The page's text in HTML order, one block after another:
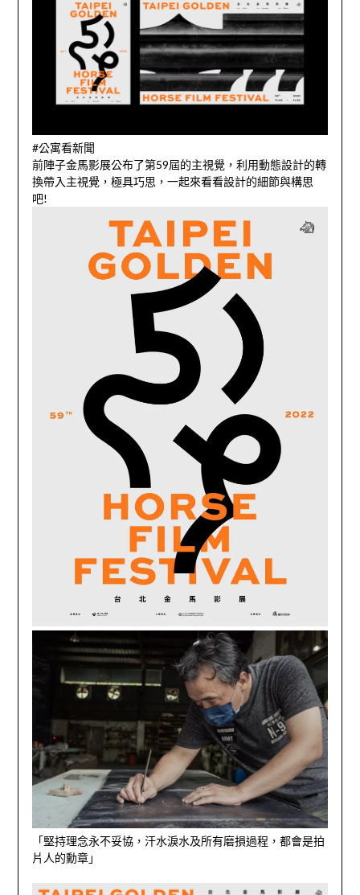
#公寓看新聞
前陣子金馬影展公布了第59屆的主視覺，利用動態設計的轉
換帶入主視覺，極具巧思，一起來看看設計的細節與構思
吧!
「堅持理念永不妥協，汗水淚水及所有磨損過程，都會是拍
片人的勳章」